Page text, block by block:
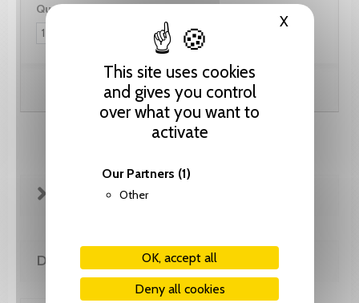
This site uses cookies
and gives you control
over what you want to
activate
Our Partners (1)
Other
OK, accept all
Deny all cookies
XHide
Quantity:
Add to cart
FICHE TECHNIQUE
DE MÊME AUTEUR(E)